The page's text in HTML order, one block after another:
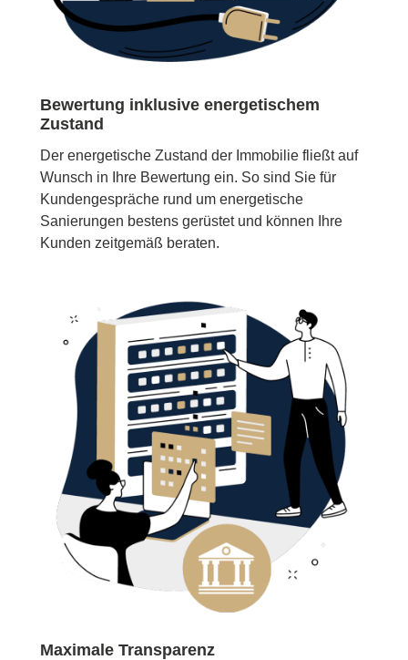
Bewertung inklusive energetischem
Zustand
Der energetische Zustand der Immobilie fließt auf
Wunsch in Ihre Bewertung ein. So sind Sie für
Kundengespräche rund um energetische
Sanierungen bestens gerüstet und können Ihre
Kunden zeitgemäß beraten.
Maximale Transparenz